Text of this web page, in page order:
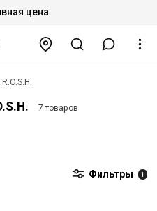
цена
7 товаров
Фильтры 1